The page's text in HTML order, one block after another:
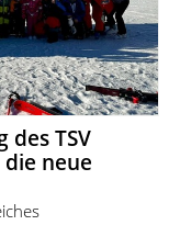
des TSV
neue